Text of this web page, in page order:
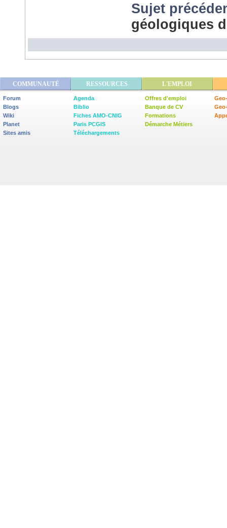
Sujet
géologiques
COMMUNAUTÉ RESSOURCES L'EMPLOI
Forum
Blogs
Wiki
Planet
Sites amis
Agenda
Biblio
Fiches AMO-CNIG
Paris PCGIS
Téléchargements
Offres d'emploi
Banque de CV
Formations
Démarche Métiers